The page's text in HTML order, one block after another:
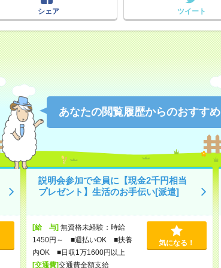
シェア
ツイート
あなたの閲覧履歴からのおすすめ
説明会参加で全員に【現金2千円相当
プレゼント】生活のお手伝い[派遣]
[給 与]無資格未経験：時給
1450円～ ■週払いOK ■扶養
内OK ■日収1万1600円以上
[交通費]交通費全額支給
気になる！